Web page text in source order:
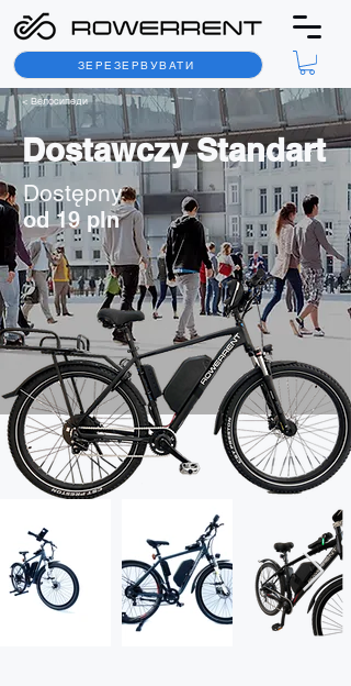
ЗЕРЕЗЕРВУВАТИ
< Велосипеди
Dostawczy Standart
Dostępny
od 19 pln